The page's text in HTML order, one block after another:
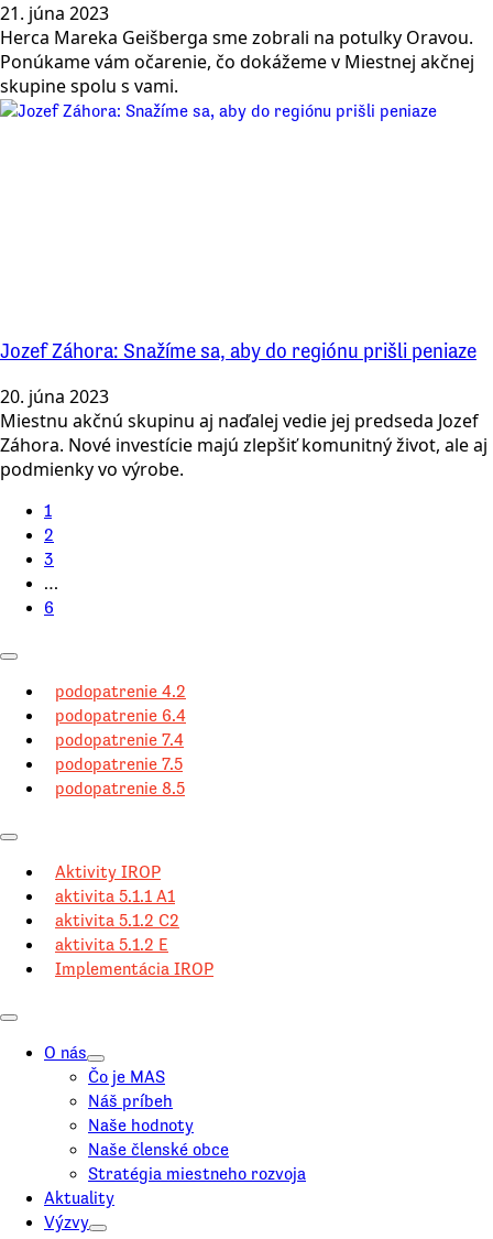
21. júna 2023
Herca Mareka Geišberga sme zobrali na potulky Oravou.
Ponúkame vám očarenie, čo dokážeme v Miestnej akčnej
skupine spolu s vami.
Jozef Záhora: Snažíme sa, aby do regiónu prišli peniaze
20. júna 2023
Miestnu akčnú skupinu aj naďalej vedie jej predseda Jozef
Záhora. Nové investície majú zlepšiť komunitný život, ale aj
podmienky vo výrobe.
1
2
3
…
6
podopatrenie 4.2
podopatrenie 6.4
podopatrenie 7.4
podopatrenie 7.5
podopatrenie 8.5
Aktivity IROP
aktivita 5.1.1 A1
aktivita 5.1.2 C2
aktivita 5.1.2 E
Implementácia IROP
O nás
Čo je MAS
Náš príbeh
Naše hodnoty
Naše členské obce
Stratégia miestneho rozvoja
Aktuality
Výzvy